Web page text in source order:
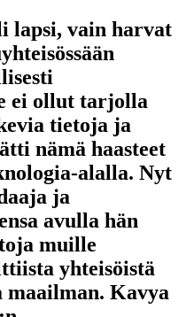
lapsi, vain harvat
ei ollut tarjolla
tietoja ja
nämä haasteet
alalla. Nyt
ja
avulla hän
muille
yhteisöistä
Kavya